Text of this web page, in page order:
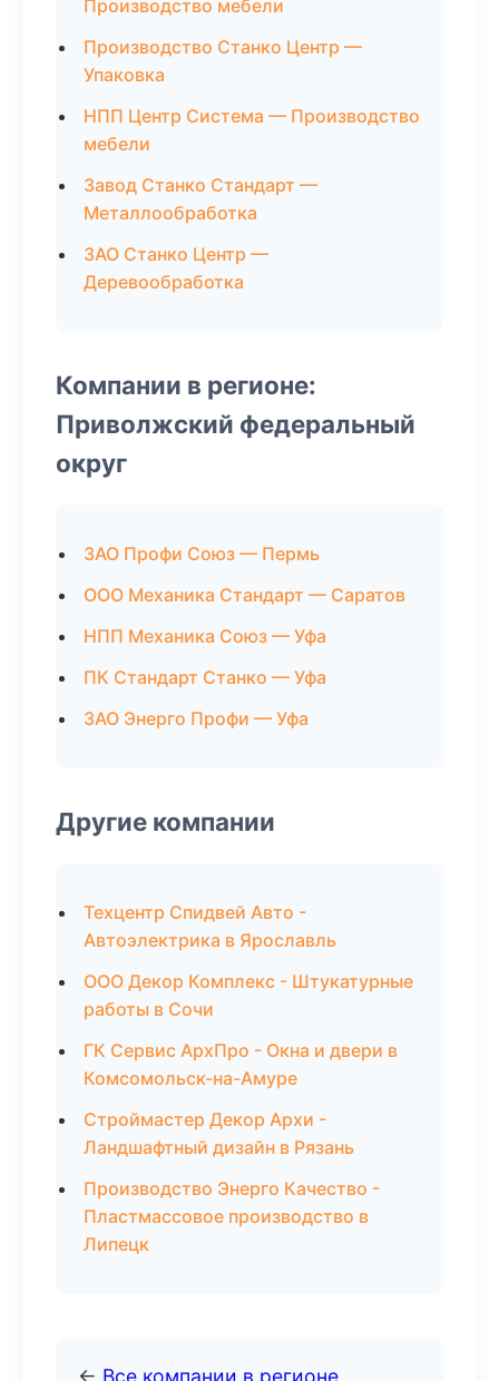
Производство мебели
Производство Станко Центр —
Упаковка
НПП Центр Система — Производство
мебели
Завод Станко Стандарт —
Металлообработка
ЗАО Станко Центр —
Деревообработка
Компании в регионе:
Приволжский федеральный
округ
ЗАО Профи Союз — Пермь
ООО Механика Стандарт — Саратов
НПП Механика Союз — Уфа
ПК Стандарт Станко — Уфа
ЗАО Энерго Профи — Уфа
Другие компании
Техцентр Спидвей Авто -
Автоэлектрика в Ярославль
ООО Декор Комплекс - Штукатурные
работы в Сочи
ГК Сервис АрхПро - Окна и двери в
Комсомольск-на-Амуре
Строймастер Декор Архи -
Ландшафтный дизайн в Рязань
Производство Энерго Качество -
Пластмассовое производство в
Липецк
← Все компании в регионе